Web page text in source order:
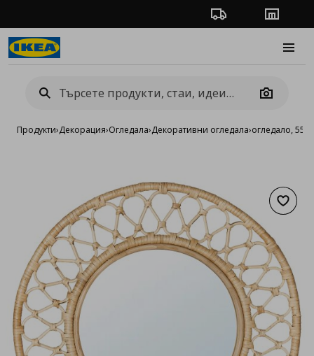
Проследяване на
Camera
Продукти›Декорация›Огледала›Декоративни огледала›огледало, 55